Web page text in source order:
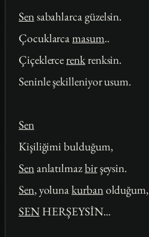
Sensabahlarca güzelsin.
Çocuklarcamasum..
Çiçeklercerenkrenksin.
Seninle şekilleniyor usum.
Sen
Kişiliğimi bulduğum,
Senanlatılmazbirşeysin.
Sen, yolunakurbanolduğum,
SENHERŞEYSİN...